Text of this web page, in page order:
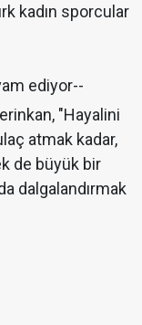
kadın sporcular
ediyor--
"Hayalini
atmak kadar,
de büyük bir
dalgalandırmak